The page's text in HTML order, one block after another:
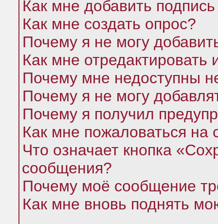
Как мне добавить
Как мне создать опрос?
Почему я не могу
Как мне отредактировать
Почему мне недоступны
Почему я не могу
Почему я получил
Как мне пожаловаться
Что означает кнопка
сообщения?
Почему моё сообщение
Как мне вновь поднять